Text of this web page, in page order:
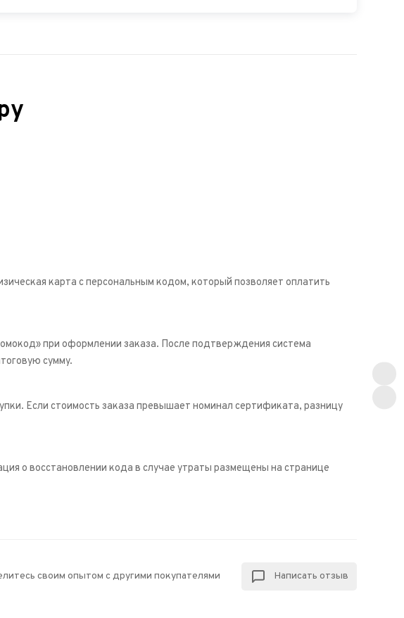
карта с персональным кодом, который позволяет оплатить
при оформлении заказа. После подтверждения система
сумму.
Если стоимость заказа превышает номинал сертификата, разницу
о восстановлении кода в случае утраты размещены на странице
своим опытом с другими покупателями Написать отзыв